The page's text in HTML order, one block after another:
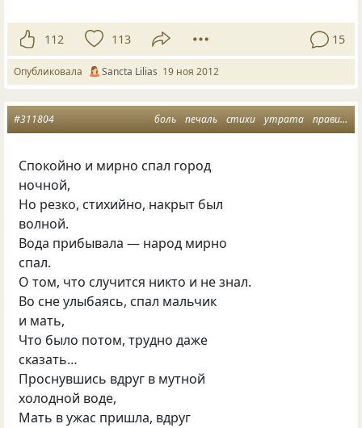
112 113 15
Опубликовала Sancta Lilias 19 ноя 2012
боль печаль стихи утрата правительство
#311804
Спокойно и мирно спал город
ночной,
Но резко, стихийно, накрыт был
волной.
Вода прибывала — народ мирно
спал.
О том, что случится никто и не знал.
Во сне улыбаясь, спал мальчик
и мать,
Что было потом, трудно даже
сказать…
Проснувшись вдруг в мутной
холодной воде,
Мать в ужас пришла, вдруг